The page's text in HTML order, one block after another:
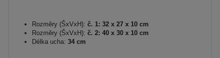
Rozměry (ŠxVxH): č. 1: 32 x 27 x 10 cm
Rozměry (ŠxVxH): č. 2: 40 x 30 x 10 cm
Délka ucha: 34 cm